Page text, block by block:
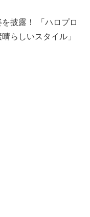
披露！ 「ハロプロ
らしいスタイル」